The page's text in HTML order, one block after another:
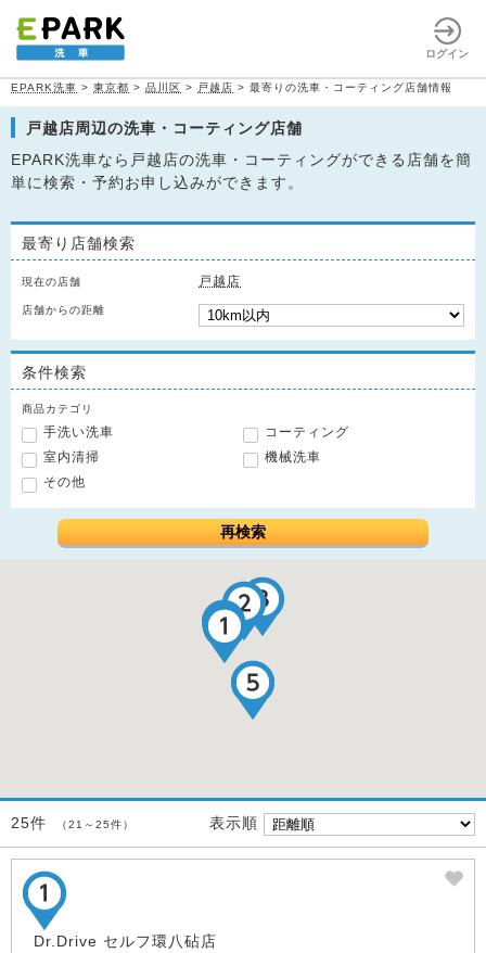
ログイン
EPARK洗車 > 東京都 > 品川区 > 戸越店 > 最寄りの洗車・コーティング店舗情報
戸越店周辺の洗車・コーティング店舗
EPARK洗車なら戸越店の洗車・コーティングができる店舗を簡
単に検索・予約お申し込みができます。
最寄り店舗検索
現在の店舗 戸越店
店舗からの距離
条件検索
商品カテゴリ
手洗い洗車
コーティング
室内清掃
機械洗車
その他
再検索
25件 （21～25件） 表示順
Dr.Drive セルフ環八砧店